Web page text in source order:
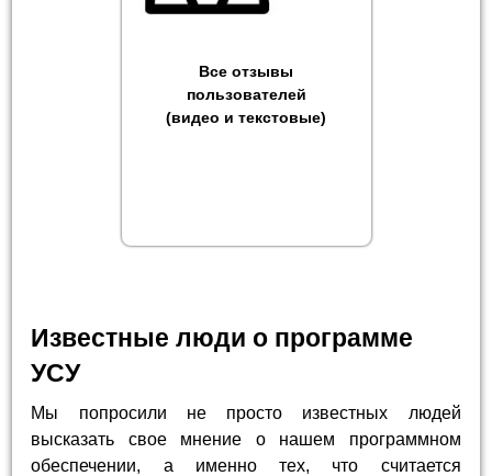
Все отзывы
пользователей
(видео и текстовые)
Известные люди о программе
УСУ
Мы попросили не просто известных людей
высказать свое мнение о нашем программном
обеспечении, а именно тех, что считается